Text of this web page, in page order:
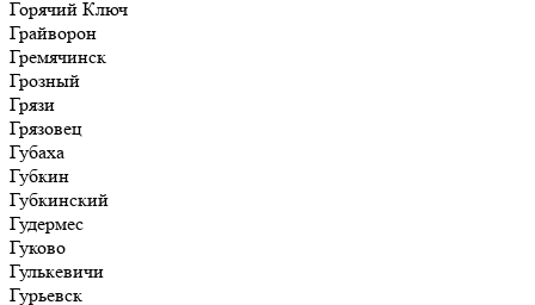
Горячий Ключ
Грайворон
Гремячинск
Грозный
Грязи
Грязовец
Губаха
Губкин
Губкинский
Гудермес
Гуково
Гулькевичи
Гурьевск